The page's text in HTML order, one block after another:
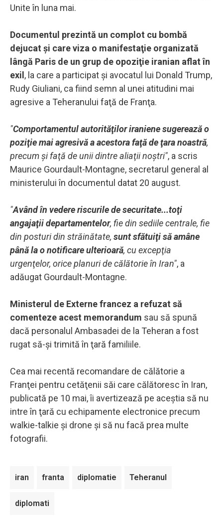
Unite în luna mai.
Documentul prezintă un complot cu bombă
dejucat şi care viza o manifestaţie organizată
lângă Paris de un grup de opoziţie iranian aflat în
exil, la care a participat şi avocatul lui Donald Trump,
Rudy Giuliani, ca fiind semn al unei atitudini mai
agresive a Teheranului faţă de Franţa.
"Comportamentul autorităţilor iraniene sugerează o
poziţie mai agresivă a acestora faţă de ţara noastră,
precum şi faţă de unii dintre aliaţii noştri", a scris
Maurice Gourdault-Montagne, secretarul general al
ministerului în documentul datat 20 august.
"Având în vedere riscurile de securitate...toţi
angajaţii departamentelor, fie din sediile centrale, fie
din posturi din străinătate, sunt sfătuiţi să amâne
până la o notificare ulterioară, cu excepţia
urgenţelor, orice planuri de călătorie în Iran", a
adăugat Gourdault-Montagne.
Ministerul de Externe francez a refuzat să
comenteze acest memorandum sau să spună
dacă personalul Ambasadei de la Teheran a fost
rugat să-şi trimită în ţară familiile.
Cea mai recentă recomandare de călătorie a
Franţei pentru cetăţenii săi care călătoresc în Iran,
publicată pe 10 mai, îi avertizează pe aceştia să nu
intre în ţară cu echipamente electronice precum
walkie-talkie şi drone şi să nu facă prea multe
fotografii.
iran franta diplomatie Teheranul
diplomati